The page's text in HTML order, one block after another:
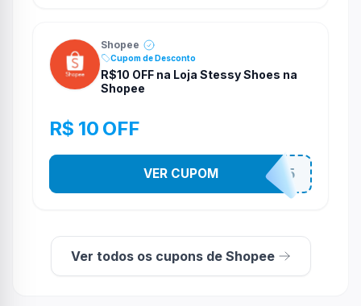
Shopee
Cupom de Desconto
R$10 OFF na Loja Stessy Shoes na
Shopee
R$ 10 OFF
STES2525
VER CUPOM
Ver todos os cupons de Shopee